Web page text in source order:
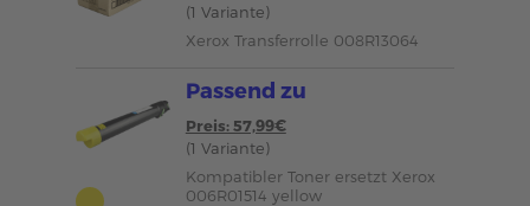
(1 Variante)
Xerox Transferrolle 008R13064
Passend zu
Preis: 57,99€
(1 Variante)
Kompatibler Toner ersetzt Xerox
006R01514 yellow